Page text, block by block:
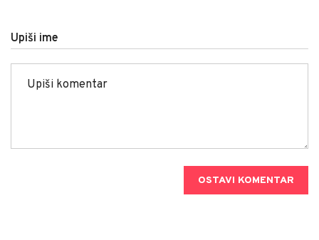
Upiši ime
OSTAVI KOMENTAR